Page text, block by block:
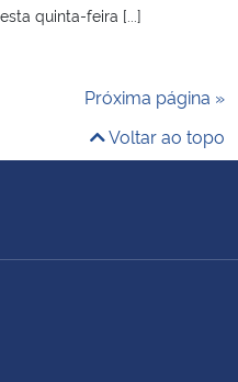
quinta-feira [...]
Próxima página »
Voltar ao topo